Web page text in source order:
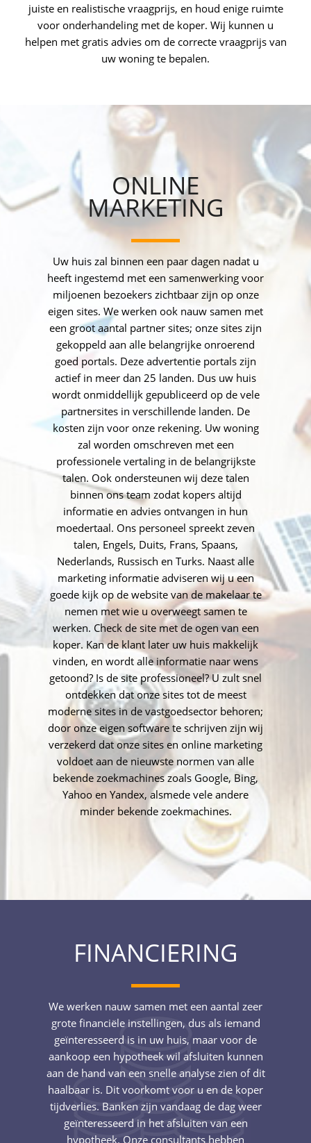
juiste en realistische vraagprijs, en houd enige ruimte
voor onderhandeling met de koper. Wij kunnen u
helpen met gratis advies om de correcte vraagprijs van
uw woning te bepalen.
ONLINE
MARKETING
Uw huis zal binnen een paar dagen nadat u
heeft ingestemd met een samenwerking voor
miljoenen bezoekers zichtbaar zijn op onze
eigen sites. We werken ook nauw samen met
een groot aantal partner sites; onze sites zijn
gekoppeld aan alle belangrijke onroerend
goed portals. Deze advertentie portals zijn
actief in meer dan 25 landen. Dus uw huis
wordt onmiddellijk gepubliceerd op de vele
partnersites in verschillende landen. De
kosten zijn voor onze rekening. Uw woning
zal worden omschreven met een
professionele vertaling in de belangrijkste
talen. Ook ondersteunen wij deze talen
binnen ons team zodat kopers altijd
informatie en advies ontvangen in hun
moedertaal. Ons personeel spreekt zeven
talen, Engels, Duits, Frans, Spaans,
Nederlands, Russisch en Turks. Naast alle
marketing informatie adviseren wij u een
goede kijk op de website van de makelaar te
nemen met wie u overweegt samen te
werken. Check de site met de ogen van een
koper. Kan de klant later uw huis makkelijk
vinden, en wordt alle informatie naar wens
getoond? Is de site professioneel? U zult snel
ontdekken dat onze sites tot de meest
moderne sites in de vastgoedsector behoren;
door onze eigen software te schrijven zijn wij
verzekerd dat onze sites en online marketing
voldoet aan de nieuwste normen van alle
bekende zoekmachines zoals Google, Bing,
Yahoo en Yandex, alsmede vele andere
minder bekende zoekmachines.
FINANCIERING
We werken nauw samen met een aantal zeer
grote financiële instellingen, dus als iemand
geïnteresseerd is in uw huis, maar voor de
aankoop een hypotheek wil afsluiten kunnen
aan de hand van een snelle analyse zien of dit
haalbaar is. Dit voorkomt voor u en de koper
tijdverlies. Banken zijn vandaag de dag weer
geïnteresseerd in het afsluiten van een
hypotheek. Onze consultants hebben